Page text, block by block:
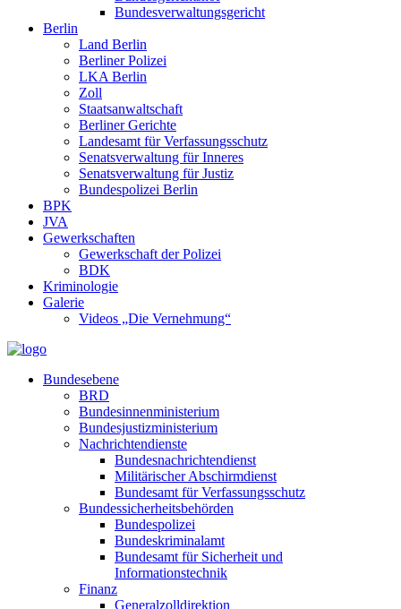
Bundesverwaltungsgericht
Berlin
Land Berlin
Berliner Polizei
LKA Berlin
Zoll
Staatsanwaltschaft
Berliner Gerichte
Landesamt für Verfassungsschutz
Senatsverwaltung für Inneres
Senatsverwaltung für Justiz
Bundespolizei Berlin
BPK
JVA
Gewerkschaften
Gewerkschaft der Polizei
BDK
Kriminologie
Galerie
Videos „Die Vernehmung“
Bundesebene
BRD
Bundesinnenministerium
Bundesjustizministerium
Nachrichtendienste
Bundesnachrichtendienst
Militärischer Abschirmdienst
Bundesamt für Verfassungsschutz
Bundessicherheitsbehörden
Bundespolizei
Bundeskriminalamt
Bundesamt für Sicherheit und
Informationstechnik
Finanz
Generalzolldirektion